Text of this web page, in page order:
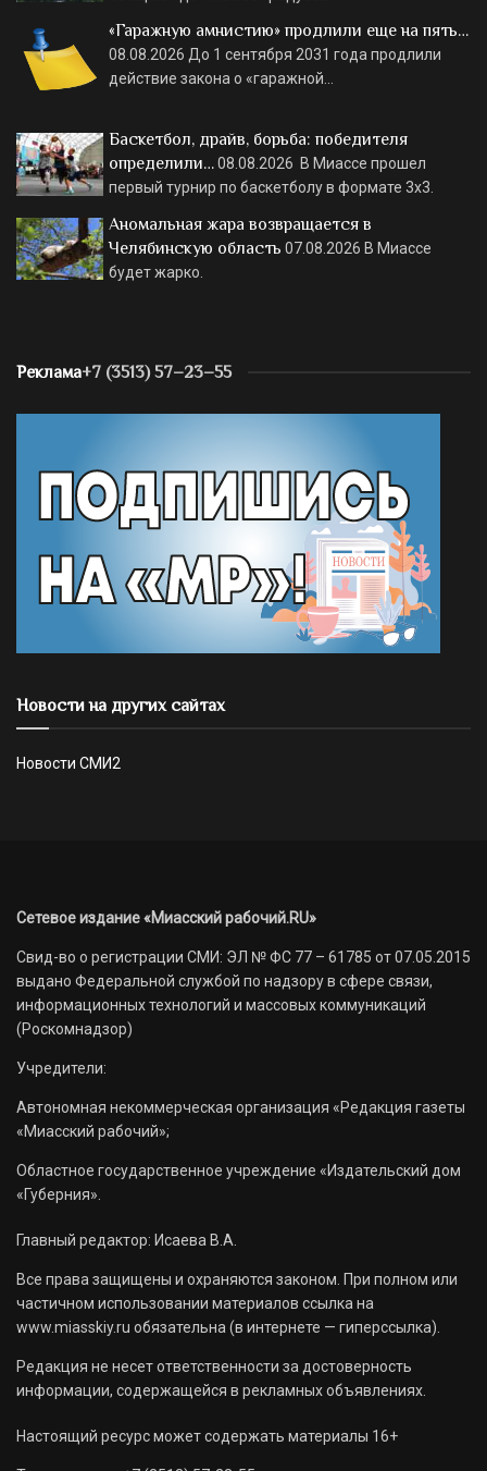
«Гаражную амнистию» продлили еще на пять…
08.08.2026 До 1 сентября 2031 года продлили
действие закона о «гаражной…
Баскетбол, драйв, борьба: победителя
определили…08.08.2026 В Миассе прошел
первый турнир по баскетболу в формате 3х3.
Аномальная жара возвращается в
Челябинскую область 07.08.2026 В Миассе
будет жарко.
Реклама+7 (3513) 57–23–55
Новости на других сайтах
Новости СМИ2
Сетевое издание «Миасский рабочий.RU»
Свид-во о регистрации СМИ: ЭЛ № ФС 77 – 61785 от 07.05.2015
выдано Федеральной службой по надзору в сфере связи,
информационных технологий и массовых коммуникаций
(Роскомнадзор)
Учредители:
Автономная некоммерческая организация «Редакция газеты
«Миасский рабочий»;
Областное государственное учреждение «Издательский дом
«Губерния».
Главный редактор: Исаева В.А.
Все права защищены и охраняются законом. При полном или
частичном использовании материалов ссылка на
www.miasskiy.ru обязательна (в интернете — гиперссылка).
Редакция не несет ответственности за достоверность
информации, содержащейся в рекламных объявлениях.
Настоящий ресурс может содержать материалы 16+